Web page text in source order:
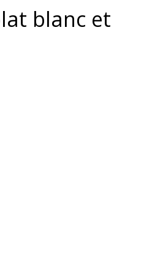
blanc et